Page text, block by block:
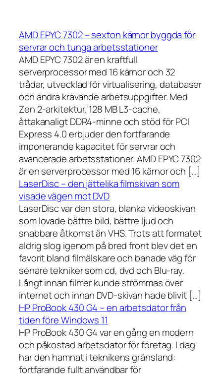
AMD EPYC 7302 – sexton kärnor byggda för
servrar och tunga arbetsstationer
AMD EPYC 7302 är en kraftfull
serverprocessor med 16 kärnor och 32
trådar, utvecklad för virtualisering, databaser
och andra krävande arbetsuppgifter. Med
Zen 2-arkitektur, 128 MB L3-cache,
åttakanaligt DDR4-minne och stöd för PCI
Express 4.0 erbjuder den fortfarande
imponerande kapacitet för servrar och
avancerade arbetsstationer. AMD EPYC 7302
är en serverprocessor med 16 kärnor och […]
LaserDisc – den jättelika filmskivan som
visade vägen mot DVD
LaserDisc var den stora, blanka videoskivan
som lovade bättre bild, bättre ljud och
snabbare åtkomst än VHS. Trots att formatet
aldrig slog igenom på bred front blev det en
favorit bland filmälskare och banade väg för
senare tekniker som cd, dvd och Blu-ray.
Långt innan filmer kunde strömmas över
internet och innan DVD-skivan hade blivit […]
HP ProBook 430 G4 – en arbetsdator från
tiden före Windows 11
HP ProBook 430 G4 var en gång en modern
och påkostad arbetsdator för företag. I dag
har den hamnat i teknikens gränsland:
fortfarande fullt användbar för